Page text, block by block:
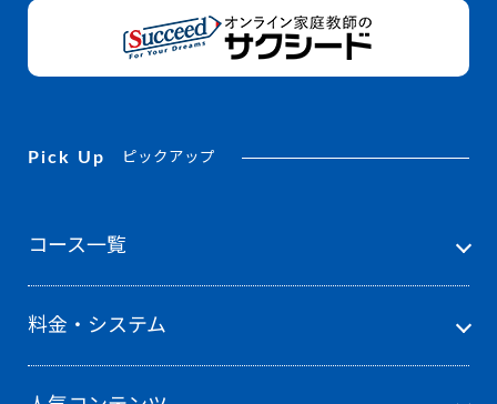
Pick Up ピックアップ
料金・システム
コース一覧